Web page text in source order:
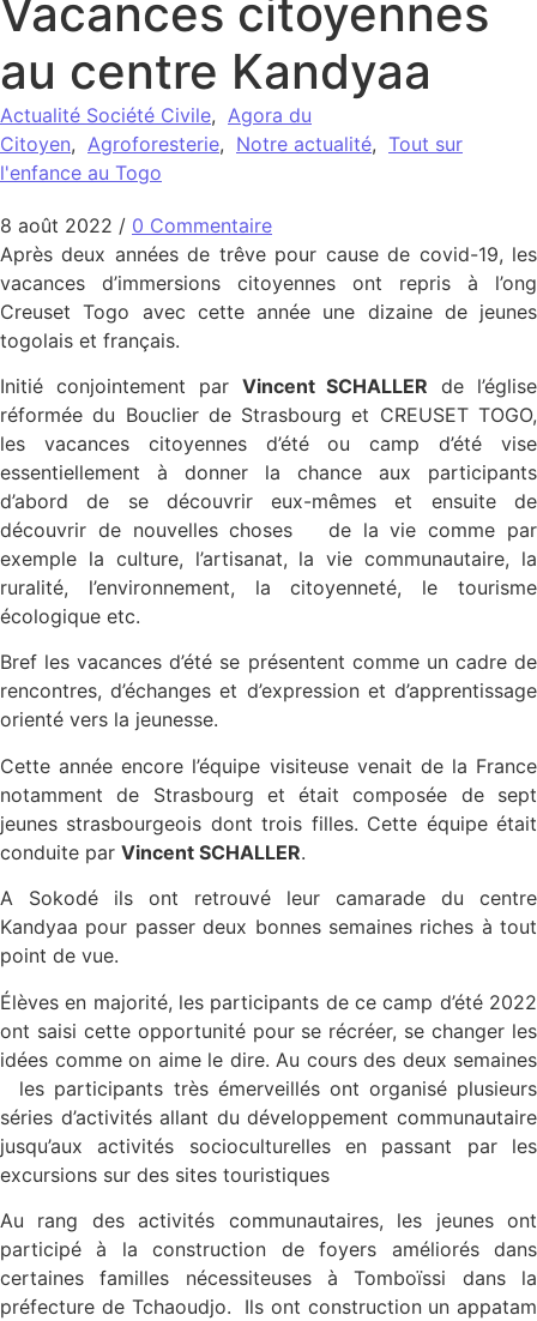
Vacances citoyennes
au centre Kandyaa
Actualité Société Civile, Agora du
Citoyen, Agroforesterie, Notre actualité, Tout sur
l'enfance au Togo
8 août 2022 / 0 Commentaire
Après deux années de trêve pour cause de covid-19, les
vacances d’immersions citoyennes ont repris à l’ong
Creuset Togo avec cette année une dizaine de jeunes
togolais et français.
Initié conjointement par Vincent SCHALLER de l’église
réformée du Bouclier de Strasbourg et CREUSET TOGO,
les vacances citoyennes d’été ou camp d’été vise
essentiellement à donner la chance aux participants
d’abord de se découvrir eux-mêmes et ensuite de
découvrir de nouvelles choses de la vie comme par
exemple la culture, l’artisanat, la vie communautaire, la
ruralité, l’environnement, la citoyenneté, le tourisme
écologique etc.
Bref les vacances d’été se présentent comme un cadre de
rencontres, d’échanges et d’expression et d’apprentissage
orienté vers la jeunesse.
Cette année encore l’équipe visiteuse venait de la France
notamment de Strasbourg et était composée de sept
jeunes strasbourgeois dont trois filles. Cette équipe était
conduite par Vincent SCHALLER.
A Sokodé ils ont retrouvé leur camarade du centre
Kandyaa pour passer deux bonnes semaines riches à tout
point de vue.
Élèves en majorité, les participants de ce camp d’été 2022
ont saisi cette opportunité pour se récréer, se changer les
idées comme on aime le dire. Au cours des deux semaines
les participants très émerveillés ont organisé plusieurs
séries d’activités allant du développement communautaire
jusqu’aux activités socioculturelles en passant par les
excursions sur des sites touristiques
Au rang des activités communautaires, les jeunes ont
participé à la construction de foyers améliorés dans
certaines familles nécessiteuses à Tomboïssi dans la
préfecture de Tchaoudjo. Ils ont construction un appatam